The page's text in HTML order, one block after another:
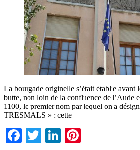
La bourgade originelle s’était établie avant
butte, non loin de la confluence de l’Aude
1100, le premier nom par lequel on a
TRESMALS » : cette
Facebook
TwitterLinkedIn